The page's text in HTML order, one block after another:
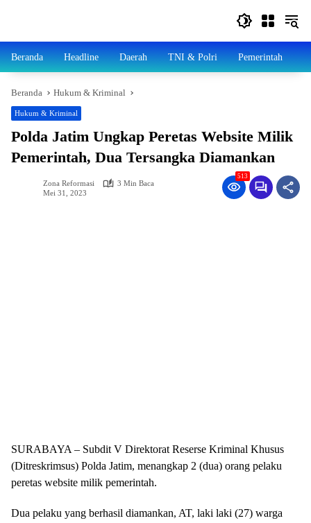
Beranda Headline Daerah TNI & Polri Pemerintah
Beranda Hukum & Kriminal
Hukum & Kriminal
Polda Jatim Ungkap Peretas Website Milik
Pemerintah, Dua Tersangka Diamankan
Zona Reformasi
3 Min Baca
Mei 31, 2023
513
SURABAYA – Subdit V Direktorat Reserse Kriminal Khusus
(Ditreskrimsus) Polda Jatim, menangkap 2 (dua) orang pelaku
peretas website milik pemerintah.
Dua pelaku yang berhasil diamankan, AT, laki laki (27) warga